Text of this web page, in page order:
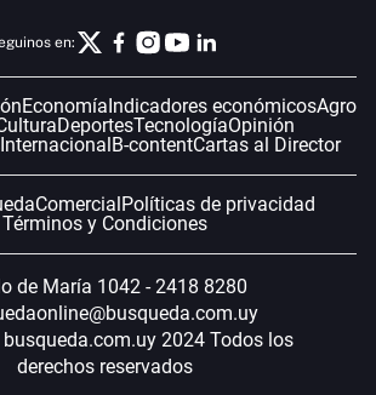
en:
Economía Indicadores económicosAgro
DeportesTecnologíaOpinión
Internacional B-contentCartas al Director
Comercial Políticas de privacidad
Términos y Condiciones
de María 1042 - 2418 8280
2024 Todos los
derechos reservados